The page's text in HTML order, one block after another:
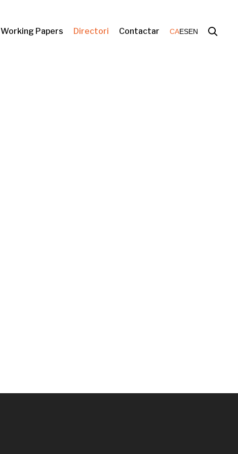
Working Papers Directori Contactar CAESEN